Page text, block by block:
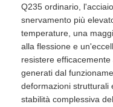
Q235 ordinario,
snervamento più
temperature, una
alla flessione e
resistere
generati dal
deformazioni strutturali
stabilità complessiva